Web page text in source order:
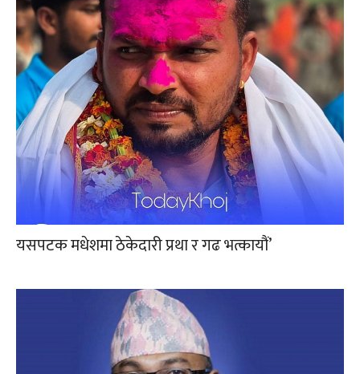
यसपटक मधेशमा ठेकेदारी प्रथा र गढ भत्कायौं’